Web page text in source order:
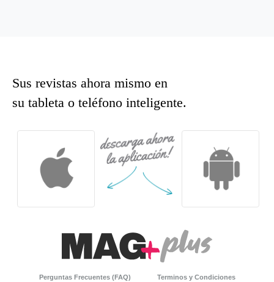
Sus revistas ahora mismo en
su tableta o teléfono inteligente.
Perguntas Frecuentes (FAQ) Terminos y Condiciones